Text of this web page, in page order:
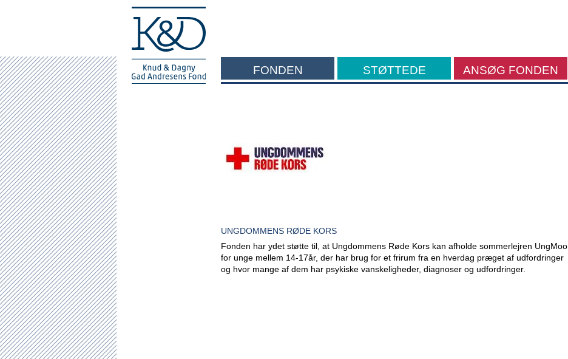
FONDEN STØTTEDE ANSØG FONDEN
UNGDOMMENS RØDE KORS
Fonden har ydet støtte til, at Ungdommens Røde Kors kan afholde sommerlejren UngMoo
for unge mellem 14-17år, der har brug for et frirum fra en hverdag præget af udfordringer
og hvor mange af dem har psykiske vanskeligheder, diagnoser og udfordringer.